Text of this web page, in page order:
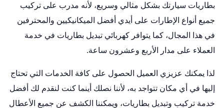
بطاريات سيارتك بشكل مثالي وسريع، لأنه مدرب على تركيب
جميع أنواع الإطارات على أيدي أفضل الميكانيكيين والمحترفين
في هذا المجال، كما يتوافر كهربائي تبديل بطاريات في خدمة
العملاء على مدار الأربع وعشرون ساعة.
لذا يمكنك عزيزي العميل الحصول على كافة الخدمات التي تحتاج
إليها في أي مكان تتواجد به، لأننا نصلك أينما كنت لنقدم لك أفضل
خدمة تركيب وتبديل بطاريات، ويمكننا الكشف عن جميع الأعطال